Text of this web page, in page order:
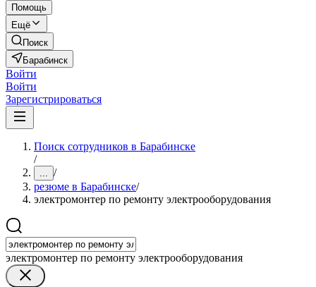
Помощь
Ещё
Поиск
Барабинск
Войти
Войти
Зарегистрироваться
Поиск сотрудников в Барабинске
/
... /
резюме в Барабинске/
электромонтер по ремонту электрооборудования
электромонтер по ремонту электрооборудования